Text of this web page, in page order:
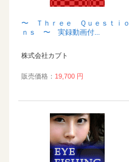
〜 Ｔｈｒｅｅ Ｑｕｅｓｔｉｏ
ｎｓ 〜 実録動画付...
株式会社カブト
販売価格： 19,700 円